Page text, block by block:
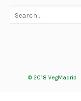
© 2018 VegMadrid